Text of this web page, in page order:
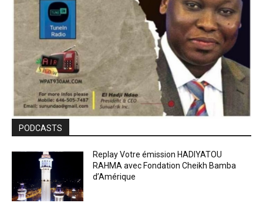
PODCASTS
Replay Votre émission HADIYATOU
RAHMA avec Fondation Cheikh Bamba
d’Amérique